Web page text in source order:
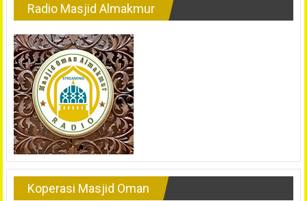
Radio Masjid Almakmur
Koperasi Masjid Oman